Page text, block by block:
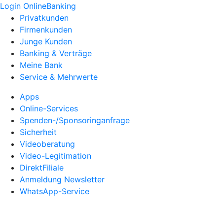
Login OnlineBanking
Privatkunden
Firmenkunden
Junge Kunden
Banking & Verträge
Meine Bank
Service & Mehrwerte
Apps
Online-Services
Spenden-/Sponsoringanfrage
Sicherheit
Videoberatung
Video-Legitimation
DirektFiliale
Anmeldung Newsletter
WhatsApp-Service